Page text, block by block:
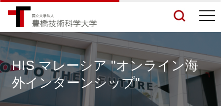
検索結果をもっと見る
HIS マレーシア "オンライン海
外インターンシップ"